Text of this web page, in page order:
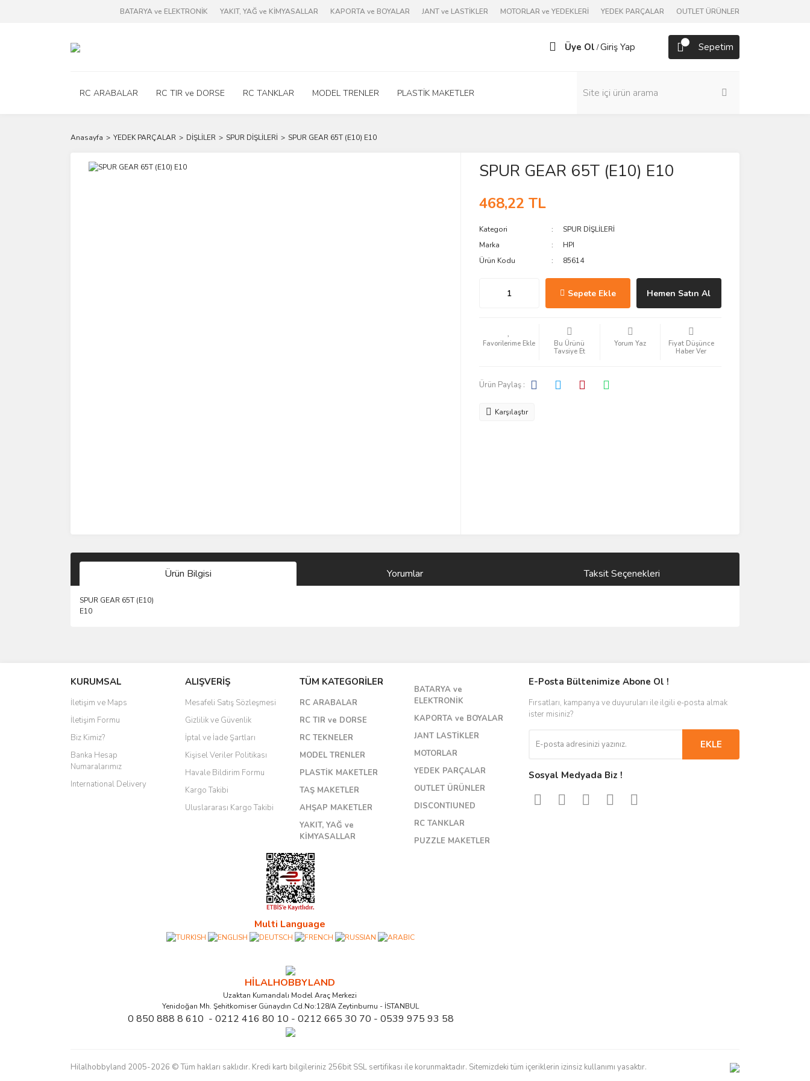
BATARYA ve ELEKTRONİK YAKIT, YAĞ ve KİMYASALLAR KAPORTA ve BOYALAR JANT ve LASTİKLER MOTORLAR ve YEDEKLERİ YEDEK PARÇALAR OUTLET ÜRÜNLER
Üye Ol /Giriş Yap Sepetim
RC ARABALAR RC TIR ve DORSE RC TANKLAR MODEL TRENLER PLASTİK MAKETLER
Anasayfa YEDEK PARÇALAR DİŞLİLER SPUR DİŞLİLERİ SPUR GEAR 65T (E10) E10
SPUR GEAR 65T (E10) E10
468,22 TL
Kategori
SPUR DİŞLİLERİ
Marka
HPI
Ürün Kodu
85614
Sepete Ekle Hemen Satın Al
Bu Ürünü
Tavsiye Et
Yorum Yaz
Fiyat Düşünce
Haber Ver
Ürün Paylaş :
Karşılaştır
Ürün Bilgisi Yorumlar Taksit Seçenekleri
SPUR GEAR 65T (E10)
E10
Yorum Yaz
KURUMSAL
İletişim ve Maps
İletişim Formu
Biz Kimiz?
Banka Hesap
Numaralarımız
International Delivery
ALIŞVERİŞ
Mesafeli Satış Sözleşmesi
Gizlilik ve Güvenlik
İptal ve İade Şartları
Kişisel Veriler Politikası
Havale Bildirim Formu
Kargo Takibi
Uluslararası Kargo Takibi
TÜM KATEGORİLER
RC ARABALAR
RC TIR ve DORSE
RC TEKNELER
MODEL TRENLER
PLASTİK MAKETLER
TAŞ MAKETLER
AHŞAP MAKETLER
YAKIT, YAĞ ve
KİMYASALLAR
BATARYA ve
ELEKTRONİK
KAPORTA ve BOYALAR
JANT LASTİKLER
MOTORLAR
YEDEK PARÇALAR
OUTLET ÜRÜNLER
DISCONTIUNED
RC TANKLAR
PUZZLE MAKETLER
Multi Language
HİLALHOBBYLAND
Uzaktan Kumandalı Model Araç Merkezi
Yenidoğan Mh. Şehitkomiser Günaydın Cd.No:128/A Zeytinburnu - İSTANBUL
0 850 888 8 610 - 0212 416 80 10 - 0212 665 30 70 - 0539 975 93 58
E-Posta Bültenimize Abone Ol !
Fırsatları, kampanya ve duyuruları ile ilgili e-posta almak
ister misiniz?
EKLE
Sosyal Medyada Biz !
Hilalhobbyland 2005-2026 © Tüm hakları saklıdır. Kredi kartı bilgileriniz 256bit SSL sertifikası ile korunmaktadır. Sitemizdeki tüm içeriklerin izinsiz kullanımı yasaktır.